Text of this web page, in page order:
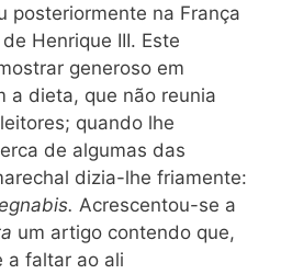
posteriormente na França
Henrique III. Este
generoso em
a dieta, que não reunia
quando lhe
de algumas das
dizia-lhe friamente:
Acrescentou-se a
um artigo contendo que,
a faltar ao ali